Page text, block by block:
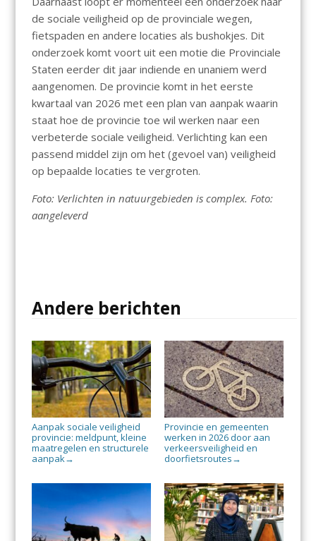
de sociale veiligheid op de provinciale wegen,
fietspaden en andere locaties als bushokjes. Dit
onderzoek komt voort uit een motie die Provinciale
Staten eerder dit jaar indiende en unaniem werd
aangenomen. De provincie komt in het eerste
kwartaal van 2026 met een plan van aanpak waarin
staat hoe de provincie toe wil werken naar een
verbeterde sociale veiligheid. Verlichting kan een
passend middel zijn om het (gevoel van) veiligheid
op bepaalde locaties te vergroten.
Foto: Verlichten in natuurgebieden is complex. Foto:
aangeleverd
Andere berichten
Aanpak sociale veiligheid
provincie: meldpunt, kleine
maatregelen en structurele
aanpak→
Provincie en gemeenten
werken in 2026 door aan
verkeersveiligheid en
doorfietsroutes →